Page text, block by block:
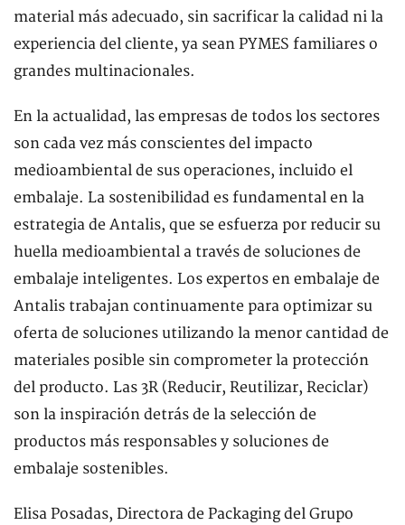
material más adecuado, sin sacrificar la calidad ni la
experiencia del cliente, ya sean PYMES familiares o
grandes multinacionales.
En la actualidad, las empresas de todos los sectores
son cada vez más conscientes del impacto
medioambiental de sus operaciones, incluido el
embalaje. La sostenibilidad es fundamental en la
estrategia de Antalis, que se esfuerza por reducir su
huella medioambiental a través de soluciones de
embalaje inteligentes. Los expertos en embalaje de
Antalis trabajan continuamente para optimizar su
oferta de soluciones utilizando la menor cantidad de
materiales posible sin comprometer la protección
del producto. Las 3R (Reducir, Reutilizar, Reciclar)
son la inspiración detrás de la selección de
productos más responsables y soluciones de
embalaje sostenibles.
Elisa Posadas, Directora de Packaging del Grupo